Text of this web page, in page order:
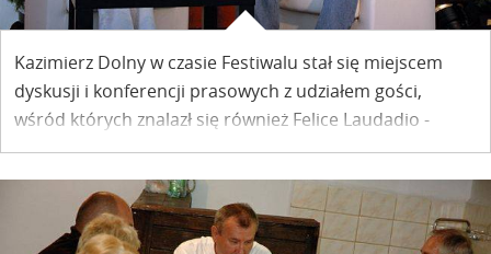
Kazimierz Dolny w czasie Festiwalu stał się miejscem
dyskusji i konferencji prasowych z udziałem gości,
wśród których znalazł się również Felice Laudadio -
dyrektor Festiwali Filmowych w Wenecji, zasiadający w
Radzie Artystycznej Festiwalu Filmu i Sztuki "Dwa Brzegi".